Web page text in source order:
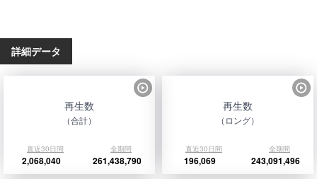
詳細データ
再生数
（合計）
直近30日間 全期間
2,068,040 261,438,790
再生数
（ロング）
直近30日間 全期間
196,069 243,091,496